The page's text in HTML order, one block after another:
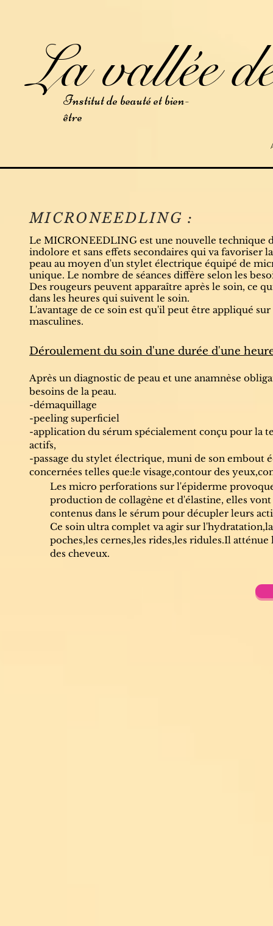
La vallée
Institut de beauté et bien-
être
MICRONEEDLING :
Le MICRONEEDLING est une nouvelle technique
indolore et sans effets secondaires qui va favoriser
peau au moyen d'un stylet électrique équipé de
unique. Le nombre de séances diffère selon les
Des rougeurs peuvent apparaître après le soin, ce
dans les heures qui suivent le soin.
L'avantage de ce soin est qu'il peut être appliqué
masculines.
Déroulement du soin d'une durée d'une
Après un diagnostic de peau et une anamnèse
besoins de la peau.
-démaquillage
-peeling superficiel
-application du sérum spécialement conçu pour la
actifs,
-passage du stylet électrique, muni de son embout
concernées telles que:le visage,contour des
Les micro perforations sur l'épiderme
production de collagène et d'élastine, elles
contenus dans le sérum pour décupler leurs
Ce soin ultra complet va agir sur
poches,les cernes,les rides,les ridules.Il
des cheveux.